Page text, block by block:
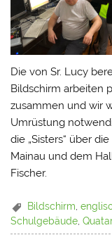
Die von Sr. Lucy
Bildschirm arbeiten
zusammen und wir
Umrüstung
die „Sisters“ über
Mainau und dem
Fischer.
Bildschirm ,
Schulgebäude ,